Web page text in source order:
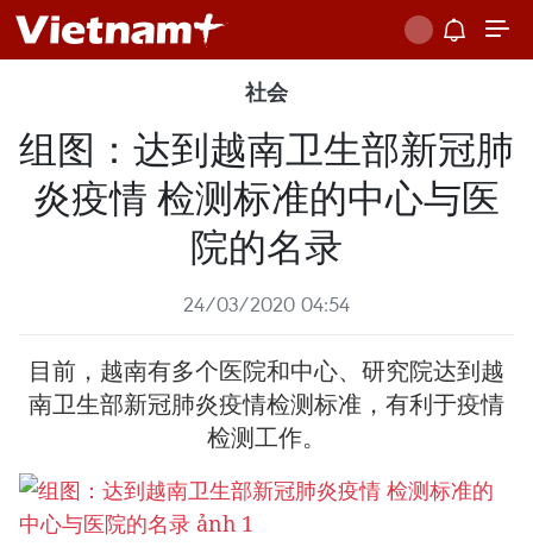
社会
组图：达到越南卫生部新冠肺
炎疫情 检测标准的中心与医
院的名录
24/03/2020 04:54
目前，越南有多个医院和中心、研究院达到越
南卫生部新冠肺炎疫情检测标准，有利于疫情
检测工作。